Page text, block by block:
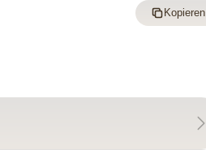
Kopieren